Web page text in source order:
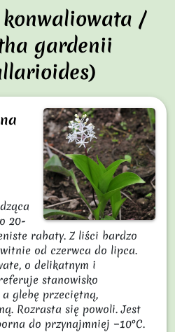
/
gardenii
20-
rabaty. Z liści bardzo
od czerwca do lipca.
o delikatnym i
stanowisko
glebę przeciętną,
Rozrasta się powoli. Jest
do przynajmniej −10°C.